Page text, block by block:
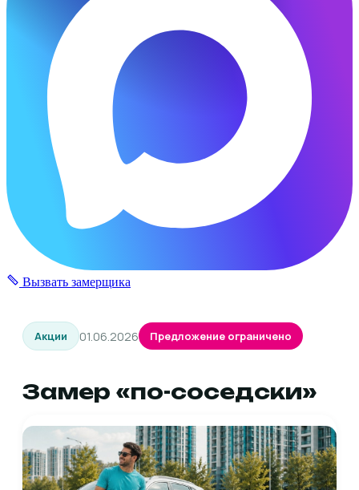
Вызвать замерщика
Акции 01.06.2026 Предложение ограничено
Замер «по-соседски»